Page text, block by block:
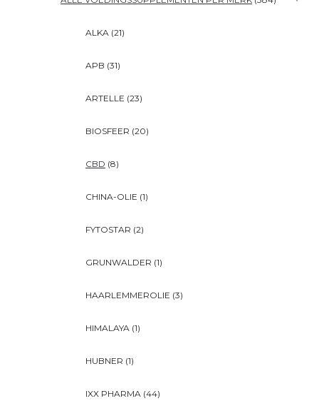
ALKA (21)
APB (31)
ARTELLE (23)
BIOSFEER (20)
CBD (8)
CHINA-OLIE (1)
FYTOSTAR (2)
GRUNWALDER (1)
HAARLEMMEROLIE (3)
HIMALAYA (1)
HUBNER (1)
IXX PHARMA (44)